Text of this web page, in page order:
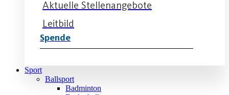
Aktuelle Stellenangebote
Leitbild
Spende
Sport
Ballsport
Badminton